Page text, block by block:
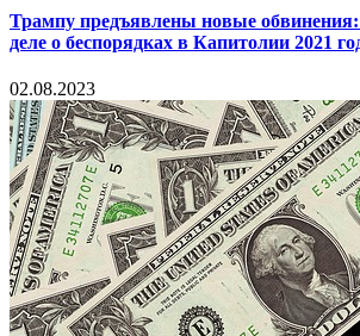
Трампу предъявлены новые
деле о беспорядках в Капитолии 2021
02.08.2023